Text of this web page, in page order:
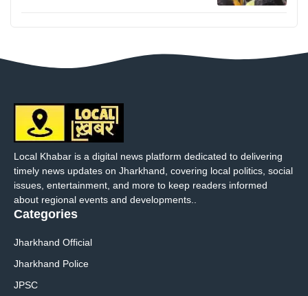
Local Khabar is a digital news platform dedicated to delivering
timely news updates on Jharkhand, covering local politics, social
issues, entertainment, and more to keep readers informed
about regional events and developments..
Categories
Jharkhand Official
Jharkhand Police
JPSC